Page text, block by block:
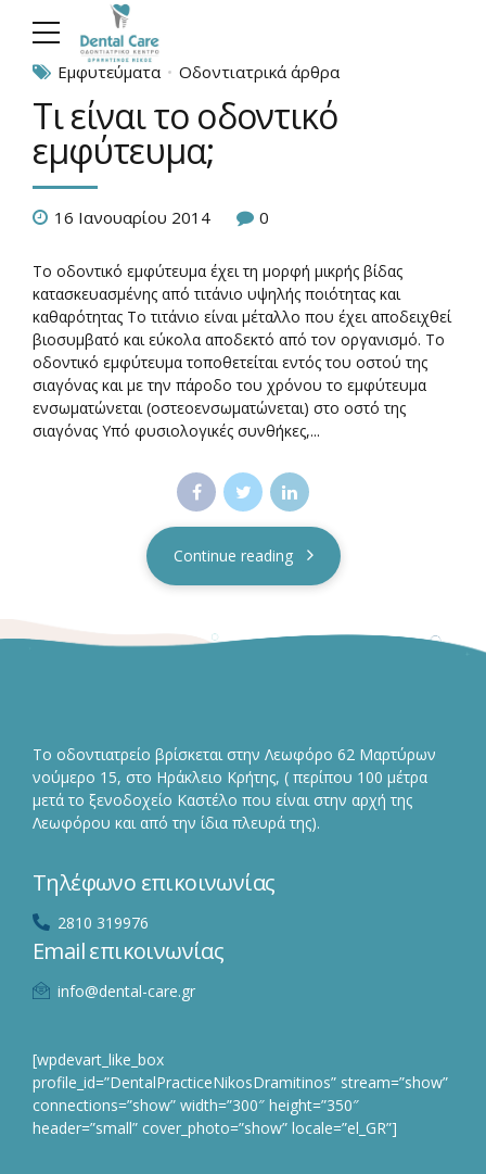
Εμφυτεύματα Οδοντιατρικά άρθρα
Τι είναι το οδοντικό
εμφύτευμα;
16 Ιανουαρίου 2014 0
Το οδοντικό εμφύτευμα έχει τη μορφή μικρής βίδας
κατασκευασμένης από τιτάνιο υψηλής ποιότητας και
καθαρότητας Το τιτάνιο είναι μέταλλο που έχει αποδειχθεί
βιοσυμβατό και εύκολα αποδεκτό από τον οργανισμό. Το
οδοντικό εμφύτευμα τοποθετείται εντός του οστού της
σιαγόνας και µε την πάροδο του χρόνου το εμφύτευμα
ενσωματώνεται (οστεοενσωματώνεται) στο οστό της
σιαγόνας Υπό φυσιολογικές συνθήκες,...
Continue reading
Το οδοντιατρείο βρίσκεται στην Λεωφόρο 62 Μαρτύρων
νούμερο 15, στο Ηράκλειο Κρήτης, ( περίπου 100 μέτρα
μετά το ξενοδοχείο Καστέλο που είναι στην αρχή της
Λεωφόρου και από την ίδια πλευρά της).
Τηλέφωνο επικοινωνίας
2810 319976
Email επικοινωνίας
info@dental-care.gr
[wpdevart_like_box
profile_id=”DentalPracticeNikosDramitinos” stream=”show”
connections=”show” width=”300″ height=”350″
header=”small” cover_photo=”show” locale=”el_GR”]